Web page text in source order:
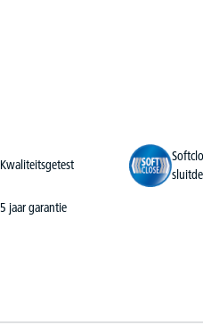
Kwaliteitsgetest
5 jaar garantie